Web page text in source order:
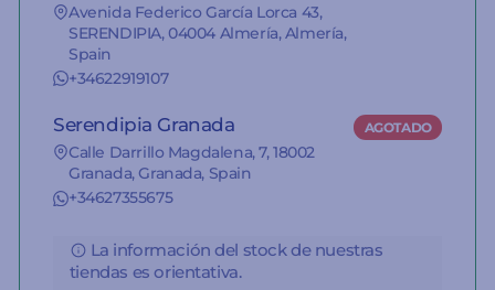
Avenida Federico García Lorca 43,
SERENDIPIA, 04004 Almería, Almería,
Spain
+34622919107
Serendipia Granada
Calle Darrillo Magdalena, 7, 18002
Granada, Granada, Spain
+34627355675
AGOTADO
La información del stock de nuestras
tiendas es orientativa.